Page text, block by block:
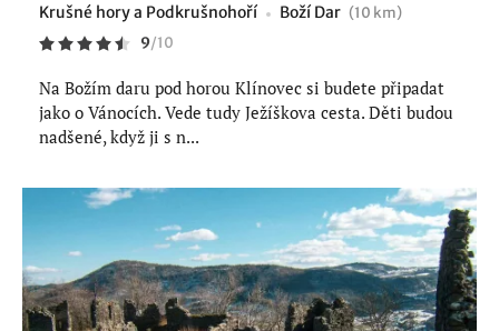
Krušné hory a Podkrušnohoří Boží Dar (10 km)
9/10
Na Božím daru pod horou Klínovec si budete připadat
jako o Vánocích. Vede tudy Ježíškova cesta. Děti budou
nadšené, když ji s n...